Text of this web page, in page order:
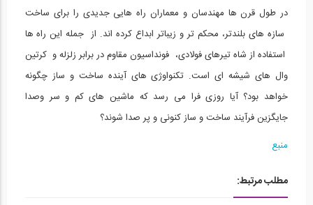
02:31
ساخت و ساز در آینده چگونه خواهد بود؟
06:42
حمل و نقل در آینده
در طول قرن ها مهندسان و معماران راه هایی جدیدی را برای ساخت
سازه های بلندتر، محکم تر و زیباتر ابداع کرده اند. از جمله این راه ها
استفاده از شاه تیرهای فولادی، فونداسیون مقاوم در برابر زلزله و کرتین
وال های شیشه ای است. تکنواوژی های آینده ساخت و ساز چگونه
خواهد بود؟ آیا روزی فرا می رسد که ماشین های کم و سر وصدا
جایگزین فرآیند ساخت و ساز کنونی و پر صدا شوند؟
منبع
مطلب مرتبط: